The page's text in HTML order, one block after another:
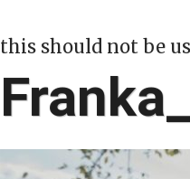
this should not be